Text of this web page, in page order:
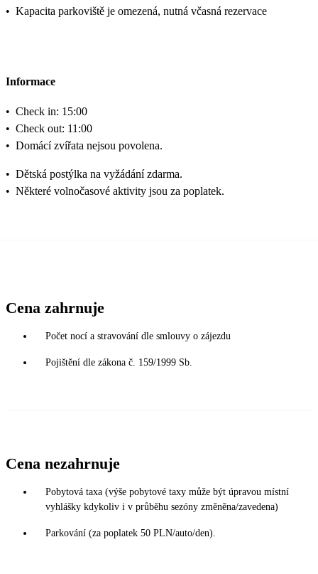
• Kapacita parkoviště je omezená, nutná včasná rezervace
Informace
• Check in: 15:00
• Check out: 11:00
• Domácí zvířata nejsou povolena.
• Dětská postýlka na vyžádání zdarma.
• Některé volnočasové aktivity jsou za poplatek.
Cena zahrnuje
Počet nocí a stravování dle smlouvy o zájezdu
Pojištění dle zákona č. 159/1999 Sb.
Cena nezahrnuje
Pobytová taxa (výše pobytové taxy může být úpravou místní
vyhlášky kdykoliv i v průběhu sezóny změněna/zavedena)
Parkování (za poplatek 50 PLN/auto/den).